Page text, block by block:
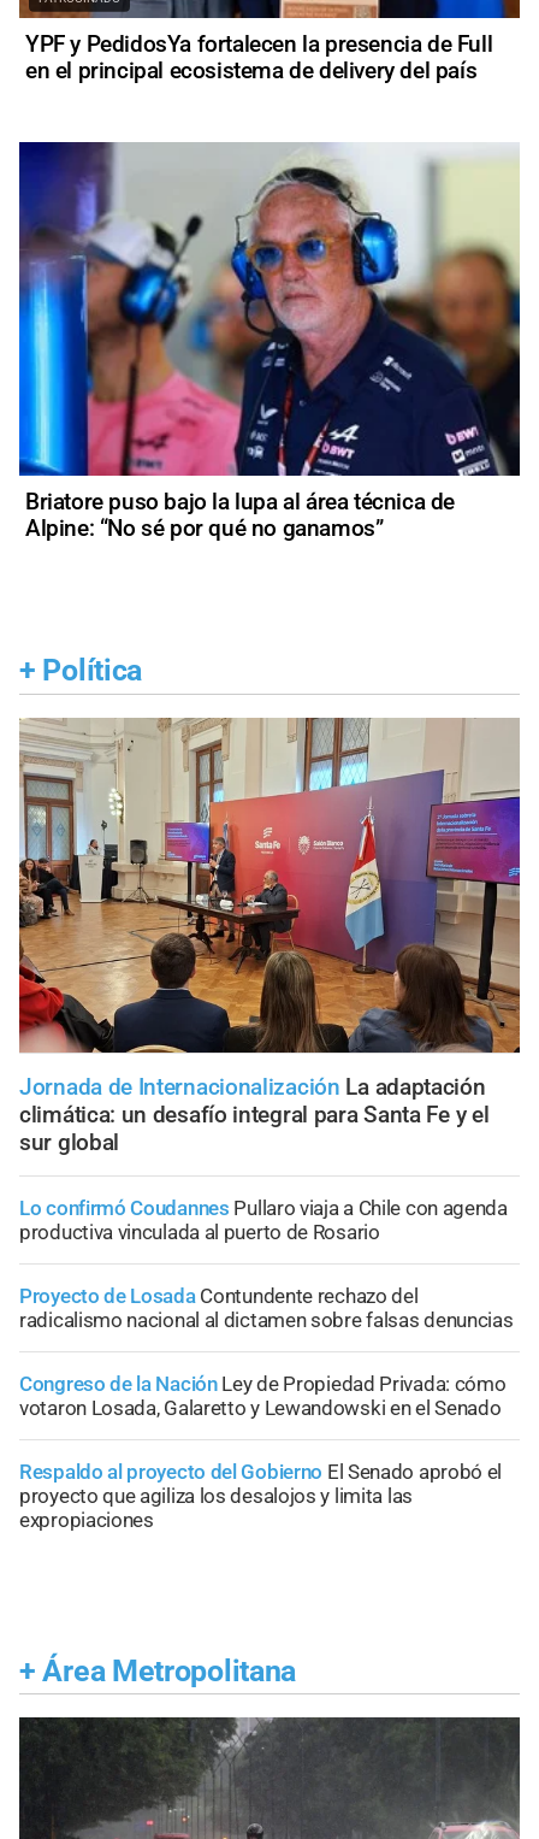
YPF y PedidosYa fortalecen la presencia de Full
en el principal ecosistema de delivery del país
Briatore puso bajo la lupa al área técnica de
Alpine: “No sé por qué no ganamos”
+ Política
Jornada de Internacionalización La adaptación
climática: un desafío integral para Santa Fe y el
sur global
Lo confirmó Coudannes Pullaro viaja a Chile con agenda
productiva vinculada al puerto de Rosario
Proyecto de Losada Contundente rechazo del
radicalismo nacional al dictamen sobre falsas denuncias
Congreso de la Nación Ley de Propiedad Privada: cómo
votaron Losada, Galaretto y Lewandowski en el Senado
Respaldo al proyecto del Gobierno El Senado aprobó el
proyecto que agiliza los desalojos y limita las
expropiaciones
+ Área Metropolitana